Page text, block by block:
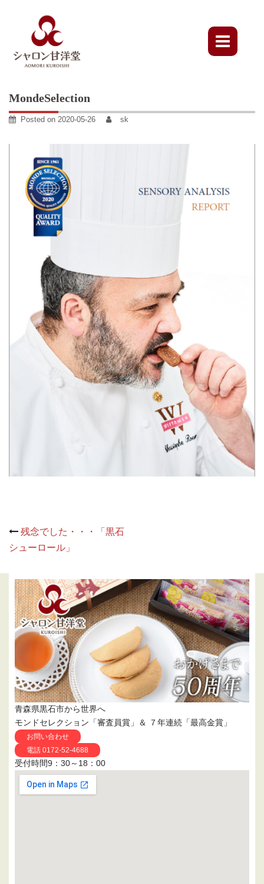
MondeSelection
Posted on 2020-05-26 sk
Post
navigation
残念でした・・・「黒石
シューロール」
青森県黒石市から世界へ
モンドセレクション「審査員賞」＆ ７年連続「最高金賞」
お問い合わせ
電話 0172-52-4688
受付時間9：30～18：00